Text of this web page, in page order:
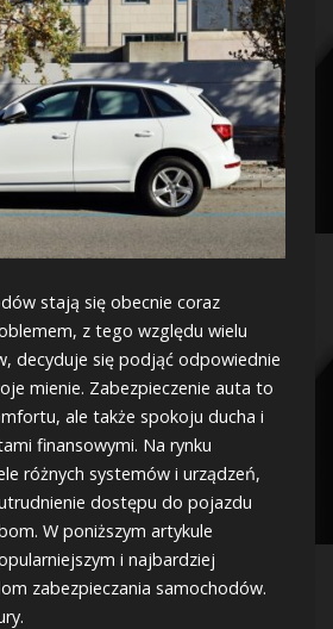
stają się obecnie coraz
z tego względu wielu
decyduje się podjąć odpowiednie
mienie. Zabezpieczenie auta to
ale także spokoju ducha i
finansowymi. Na rynku
różnych systemów i urządzeń,
dostępu do pojazdu
W poniższym artykule
i najbardziej
zabezpieczania samochodów.